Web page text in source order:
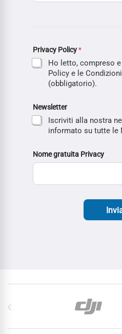
Privacy Policy*
Ho letto, compreso
Policy e le
(obbligatorio).
Newsletter
Iscriviti alla nostra
informato su tutte le
Nome gratuita Privacy